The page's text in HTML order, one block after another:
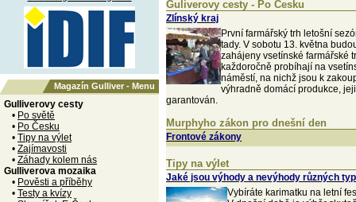
Magazín Gulliver - Menu
Gulliverovy cesty
• Po světě
• Po Česku
• Tipy na výlet
• Zajímavosti
• Záhady kolem nás
Gulliverova mozaika
• Pověsti a příběhy
• Testy a kvízy
Guliverovy cesty - Po Česku
Zlínský kraj
První farmářský trh letošní
tady. V sobotu 13. května
zahájeny vsetínské farmářské
každoročně probíhají na
náměstí, na nichž jsou k
výhradně domácí produkce,
garantován.
Murphyho zákon pro dnešní den
Frontové zákony
Tipy na výlet
Jaké jsou výhody a nevýhody různých
Vybíráte karimatku na letní